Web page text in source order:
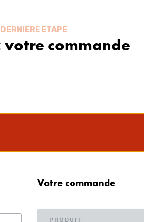
DERNIERE ETAPE
votre commande
Votre commande
PRODUIT